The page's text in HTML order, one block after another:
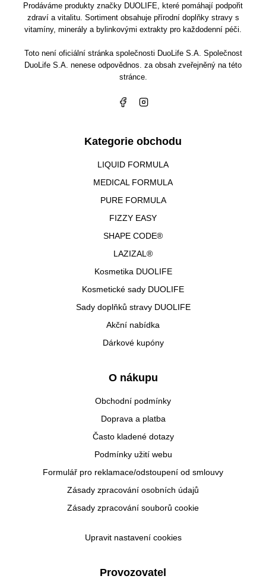
Prodáváme produkty značky DUOLIFE, které pomáhají podpořit
zdraví a vitalitu. Sortiment obsahuje přírodní doplňky stravy s
vitamíny, minerály a bylinkovými extrakty pro každodenní péči.
Toto není oficiální stránka společnosti DuoLife S.A. Společnost
DuoLife S.A. nenese odpovědnos. za obsah zveřejněný na této
stránce.
Kategorie obchodu
LIQUID FORMULA
MEDICAL FORMULA
PURE FORMULA
FIZZY EASY
SHAPE CODE®
LAZIZAL®
Kosmetika DUOLIFE
Kosmetické sady DUOLIFE
Sady doplňků stravy DUOLIFE
Akční nabídka
Dárkové kupóny
O nákupu
Obchodní podmínky
Doprava a platba
Často kladené dotazy
Podmínky užití webu
Formulář pro reklamace/odstoupení od smlouvy
Zásady zpracování osobních údajů
Zásady zpracování souborů cookie
Upravit nastavení cookies
Provozovatel